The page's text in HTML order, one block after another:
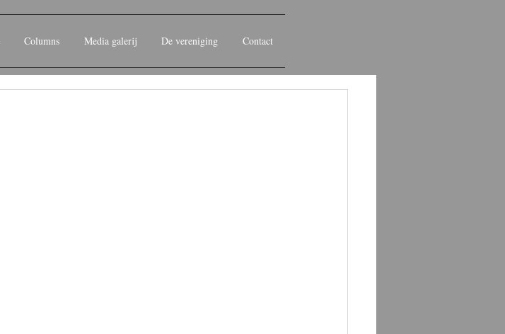
Columns Media galerij De vereniging Contact